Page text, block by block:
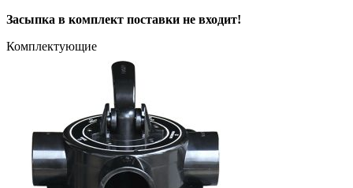
Засыпка в комплект поставки не входит!
Комплектующие